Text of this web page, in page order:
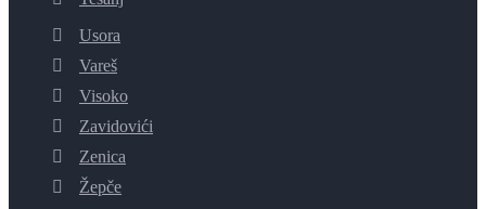
Usora
Vareš
Visoko
Zavidovići
Zenica
Žepče